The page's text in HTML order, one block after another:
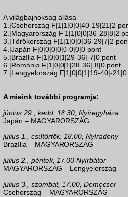
A világbajnokság állása
1.|Csehország F|1|1|0|0|40-19|21|2
2.|Magyarország F|1|1|0|0|36-28|8|2
3.|Törökország F|1|1|0|0|36-29|7|2
4.|Japán F|0|0|0|0|0-0|0|0 pont
5.|Brazília F|1|0|0|1|29-36|-7|0 pont
6.|Románia F|1|0|0|1|28-36|-8|0 pont
7.|Lengyelország F|1|0|0|1|19-40|-21|0
A mieink további programja:
június 29., kedd, 18.30, Nyíregyháza
Japán – MAGYARORSZÁG
július 1., csütörtök, 18.00, Nyíradony
Brazília – MAGYARORSZÁG
július 2., péntek, 17.00 Nyírbátor
MAGYARORSZÁG – Lengyelország
július 3., szombat, 17.00, Demecser
Csehország – MAGYARORSZÁG